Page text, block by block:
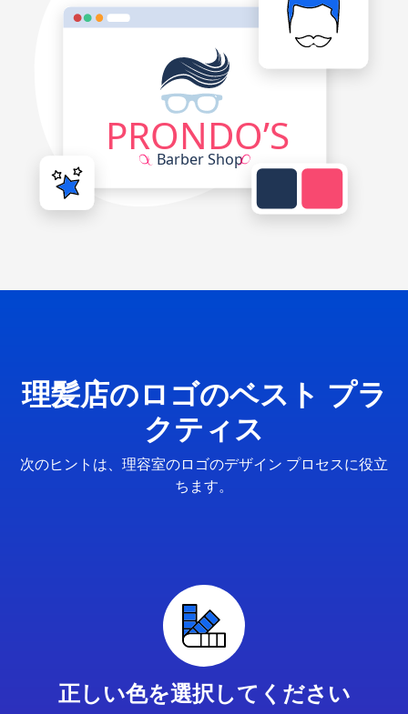
理髪店のロゴのベスト プラ
クティス
次のヒントは、理容室のロゴのデザイン プロセスに役立
ちます。
正しい色を選択してください